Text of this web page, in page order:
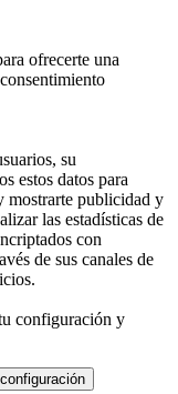
ofrecerte una
su
estos datos para
mostrarte publicidad y
las estadísticas de
con
de sus canales de
configuración y